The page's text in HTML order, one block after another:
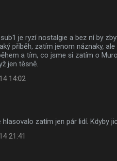
je ryzí nostalgie a bez ní by
příběh, zatím jenom náznaky,
a tím, co jsme si zatím o
jen těsně.
14:02
hlasovalo zatím jen pár lidí. Kdyby
21:41